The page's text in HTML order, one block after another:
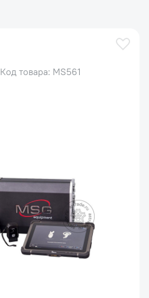
Код товара: MS561